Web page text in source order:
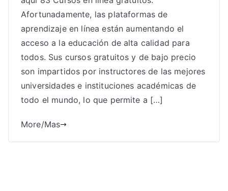
Afortunadamente, las plataformas de
aprendizaje en línea están aumentando el
acceso a la educación de alta calidad para
todos. Sus cursos gratuitos y de bajo precio
son impartidos por instructores de las mejores
universidades e instituciones académicas de
todo el mundo, lo que permite a […]
More/Mas